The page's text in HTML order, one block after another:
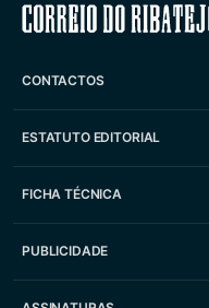
CONTACTOS
ESTATUTO EDITORIAL
FICHA TÉCNICA
PUBLICIDADE